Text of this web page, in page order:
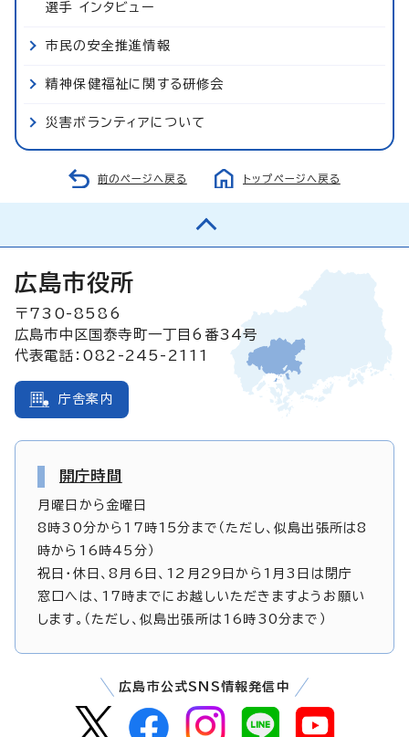
選手 インタビュー
市民の安全推進情報
精神保健福祉に関する研修会
災害ボランティアについて
前のページへ戻る トップページへ戻る
広島市役所
〒730-8586
広島市中区国泰寺町一丁目6番34号
代表電話：082-245-2111
庁舎案内
開庁時間
月曜日から金曜日
8時30分から17時15分まで（ただし、似島出張所は8
時から16時45分）
祝日・休日、8月6日、12月29日から1月3日は閉庁
窓口へは、17時までにお越しいただきますようお願い
します。（ただし、似島出張所は16時30分まで）
広島市公式SNS情報発信中